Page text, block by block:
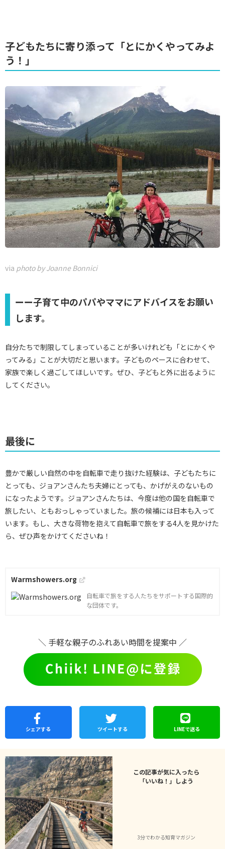
子どもたちに寄り添って「とにかくやってみよ
う！」
via photo by Joanne Bonnici
ーー子育て中のパパやママにアドバイスをお願い
します。
自分たちで制限してしまっていることが多いけれども「とにかくや
ってみる」ことが大切だと思います。子どものペースに合わせて、
家族で楽しく過ごしてほしいです。ぜひ、子どもと外に出るように
してください。
最後に
豊かで厳しい自然の中を自転車で走り抜けた経験は、子どもたちに
とっても、ジョアンさんたち夫婦にとっても、かげがえのないもの
になったようです。ジョアンさんたちは、今度は他の国を自転車で
旅したい、ともおっしゃっていました。旅の候補には日本も入って
います。もし、大きな荷物を抱えて自転車で旅をする4人を見かけた
ら、ぜひ声をかけてくださいね！
Warmshowers.org
自転車で旅をする人たちをサポートする国際的
な団体です。
＼ 手軽な親子のふれあい時間を提案中 ／
シェアする ツイートする LINEで送る
この記事が気に入ったら
「いいね！」しよう
3分でわかる知育マガジン